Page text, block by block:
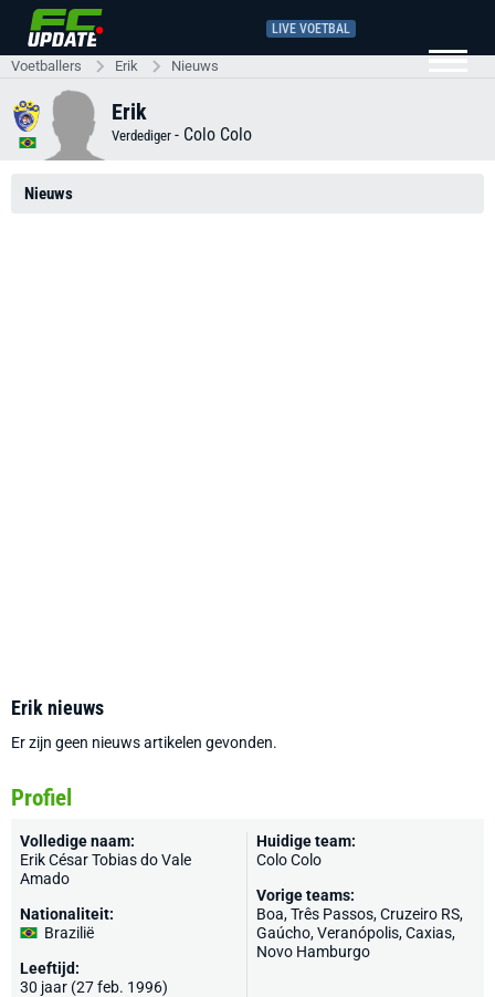
LIVE VOETBAL
Voetballers Erik Nieuws
Erik
Verdediger - Colo Colo
Nieuws
Erik nieuws
Er zijn geen nieuws artikelen gevonden.
Profiel
Volledige naam:
Erik César Tobias do Vale
Amado
Nationaliteit:
Brazilië
Leeftijd:
30 jaar (27 feb. 1996)
Huidige team:
Colo Colo
Vorige teams:
Boa, Três Passos, Cruzeiro RS,
Gaúcho, Veranópolis, Caxias,
Novo Hamburgo